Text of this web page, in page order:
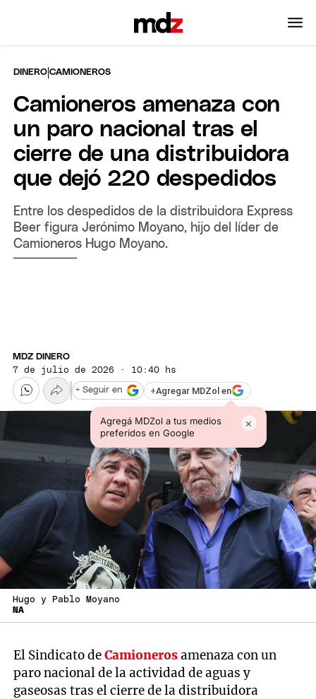
DINERO |CAMIONEROS
Camioneros amenaza con
un paro nacional tras el
cierre de una distribuidora
que dejó 220 despedidos
Entre los despedidos de la distribuidora Express
Beer figura Jerónimo Moyano, hijo del líder de
Camioneros Hugo Moyano.
MDZ DINERO
7 de julio de 2026 · 10:40 hs
+Agregar MDZol en
Agregá MDZol a tus medios
preferidos en Google
×
+ Seguir en
Hugo y Pablo Moyano
NA
El Sindicato deCamionerosamenaza con un
paro nacional de la actividad de aguas y
gaseosas tras el cierre de la distribuidora